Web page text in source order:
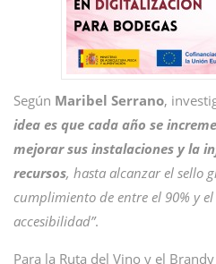
Según Maribel Serrano,
idea es que cada año se
mejorar sus instalaciones y la
recursos, hasta alcanzar el sello
cumplimiento de entre el 90% y
accesibilidad”.
Para la Ruta del Vino y el